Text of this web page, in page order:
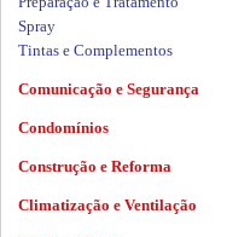
Spray
Tintas e Complementos
Comunicação e Segurança
Condomínios
Construção e Reforma
Climatização e Ventilação